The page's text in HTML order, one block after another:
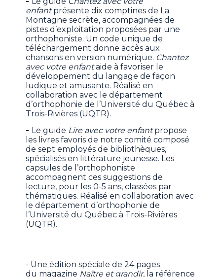
enfantprésente dix comptines de La
Montagne secrète, accompagnées de
pistes d’exploitation proposées par une
orthophoniste. Un code unique de
téléchargement donne accès aux
chansons en version numérique. Chantez
avec votre enfantaide à favoriser le
développement du langage de façon
ludique et amusante. Réalisé en
collaboration avec le département
d’orthophonie de l’Université du Québec à
Trois-Rivières (UQTR).
- Le guide Lire avec votre enfantpropose
les livres favoris de notre comité composé
de sept employés de bibliothèques,
spécialisés en littérature jeunesse. Les
capsules de l’orthophoniste
accompagnent ces suggestions de
lecture, pour les 0-5 ans, classées par
thématiques. Réalisé en collaboration avec
le département d’orthophonie de
l’Université du Québec à Trois-Rivières
(UQTR).
- Une édition spéciale de 24 pages
du magazine Naître et grandir, la référence